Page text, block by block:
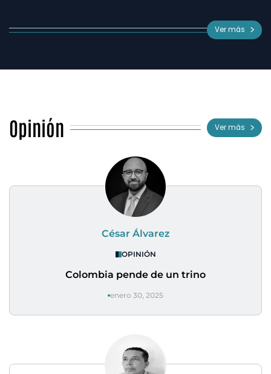
Ver más
Opinión Ver más
César Álvarez
OPINIÓN
Colombia pende de un trino
enero 30, 2025